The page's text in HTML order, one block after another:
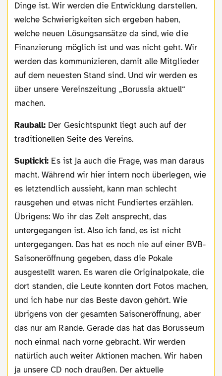
Dinge ist. Wir werden die Entwicklung darstellen,
welche Schwierigkeiten sich ergeben haben,
welche neuen Lösungsansätze da sind, wie die
Finanzierung möglich ist und was nicht geht. Wir
werden das kommunizieren, damit alle Mitglieder
auf dem neuesten Stand sind. Und wir werden es
über unsere Vereinszeitung „Borussia aktuell“
machen.
Rauball: Der Gesichtspunkt liegt auch auf der
traditionellen Seite des Vereins.
Suplicki: Es ist ja auch die Frage, was man daraus
macht. Während wir hier intern noch überlegen, wie
es letztendlich aussieht, kann man schlecht
rausgehen und etwas nicht Fundiertes erzählen.
Übrigens: Wo ihr das Zelt ansprecht, das
untergegangen ist. Also ich fand, es ist nicht
untergegangen. Das hat es noch nie auf einer BVB-
Saisoneröffnung gegeben, dass die Pokale
ausgestellt waren. Es waren die Originalpokale, die
dort standen, die Leute konnten dort Fotos machen,
und ich habe nur das Beste davon gehört. Wie
übrigens von der gesamten Saisoneröffnung, aber
das nur am Rande. Gerade das hat das Borusseum
noch einmal nach vorne gebracht. Wir werden
natürlich auch weiter Aktionen machen. Wir haben
ja unsere CD noch draußen. Der aktuelle